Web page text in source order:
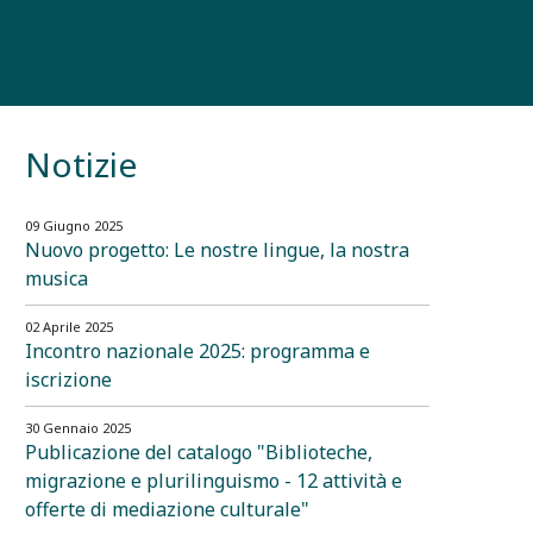
Notizie
09 Giugno 2025
Nuovo progetto: Le nostre lingue, la nostra
musica
02 Aprile 2025
Incontro nazionale 2025: programma e
iscrizione
30 Gennaio 2025
Publicazione del catalogo "Biblioteche,
migrazione e plurilinguismo - 12 attività e
offerte di mediazione culturale"